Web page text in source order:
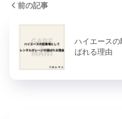
前の記事
ハイエース
ばれる理由